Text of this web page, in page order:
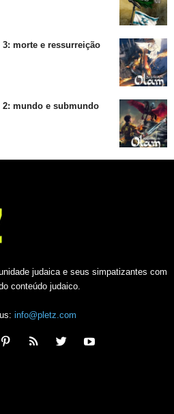
morte e ressurreição
mundo e submundo
judaica e seus simpatizantes com
conteúdo judaico.
info@pletz.com